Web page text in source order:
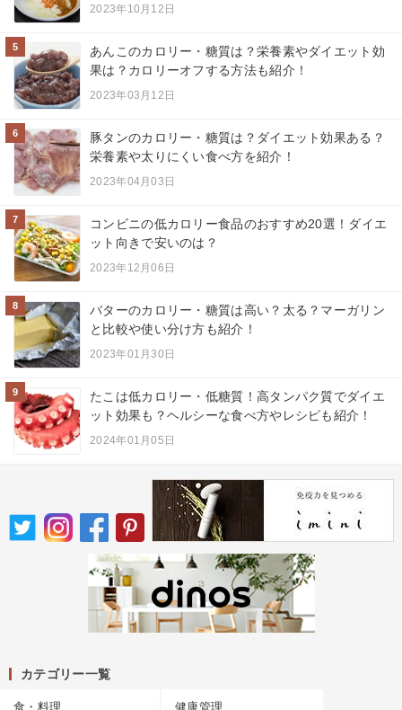
2023年10月12日
5
あんこのカロリー・糖質は？栄養素やダイエット効
果は？カロリーオフする方法も紹介！
2023年03月12日
6
豚タンのカロリー・糖質は？ダイエット効果ある？
栄養素や太りにくい食べ方を紹介！
2023年04月03日
7
コンビニの低カロリー食品のおすすめ20選！ダイエ
ット向きで安いのは？
2023年12月06日
8
バターのカロリー・糖質は高い？太る？マーガリン
と比較や使い分け方も紹介！
2023年01月30日
9
たこは低カロリー・低糖質！高タンパク質でダイエ
ット効果も？ヘルシーな食べ方やレシピも紹介！
2024年01月05日
カテゴリー一覧
食・料理 健康管理